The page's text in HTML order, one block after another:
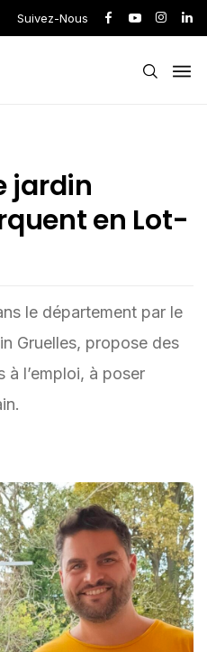
Suivez-Nous
jardin
en Lot-
le département par le
Gruelles, propose des
l’emploi, à poser